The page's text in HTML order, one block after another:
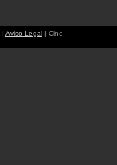
| Aviso Legal | Cine